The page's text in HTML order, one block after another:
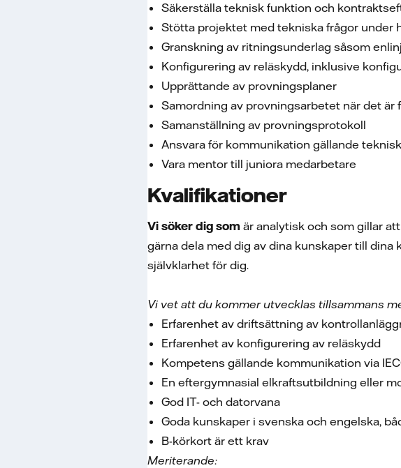
Säkerställa teknisk funktion och
Stötta projektet med tekniska frågor under
Granskning av ritningsunderlag såsom
Konfigurering av reläskydd, inklusive
Upprättande av provningsplaner
Samordning av provningsarbetet när det är
Samanställning av provningsprotokoll
Ansvara för kommunikation gällande
Vara mentor till juniora medarbetare
Kvalifikationer
Vi söker dig som är analytisk och som gillar
gärna dela med dig av dina kunskaper till
självklarhet för dig.
Vi vet att du kommer utvecklas tillsammans
Erfarenhet av driftsättning av
Erfarenhet av konfigurering av reläskydd
Kompetens gällande kommunikation via
En eftergymnasial elkraftsutbildning eller
God IT- och datorvana
Goda kunskaper i svenska och engelska,
B-körkort är ett krav
Meriterande: